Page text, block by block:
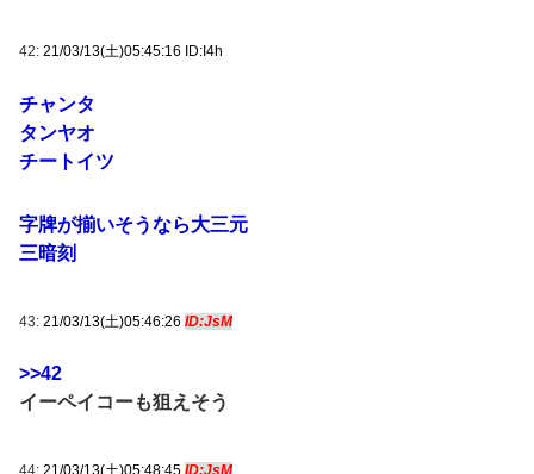
42: 21/03/13(土)05:45:16 ID:I4h
チャンタ
タンヤオ
チートイツ
字牌が揃いそうなら大三元
三暗刻
43: 21/03/13(土)05:46:26 ID:JsM
>>42
イーペイコーも狙えそう